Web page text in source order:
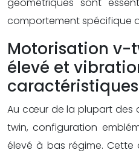
comportement spécifique
Motorisation v-
élevé et
caractéristiques
Au cœur de la plupart des
twin, configuration
élevé à bas régime.